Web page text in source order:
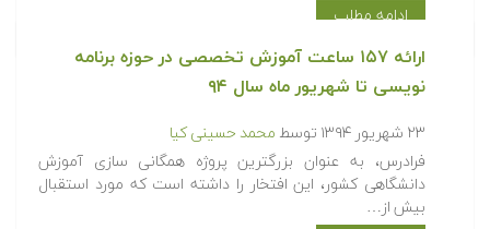
ادامه مطلب
ارائه ۱۵۷ ساعت آموزش تخصصی در حوزه برنامه
نویسی تا شهریور ماه سال ۹۴
۲۳ شهریور ۱۳۹۴ توسط محمد حسینی کیا
فرادرس، به عنوان بزرگترین پروژه همگانی سازی آموزش
دانشگاهی کشور، این افتخار را داشته است که مورد استقبال
بیش از…